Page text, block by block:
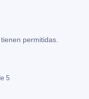
permitidas.
5